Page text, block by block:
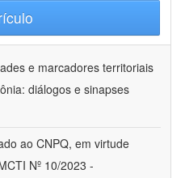
e marcadores territoriais
diálogos e sinapses
ao CNPQ, em virtude
Nº 10/2023 -